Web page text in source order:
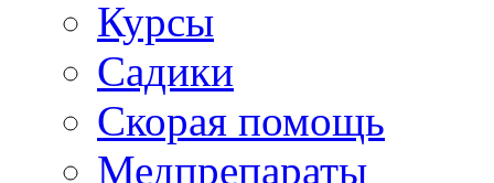
Курсы
Садики
Скорая помощь
Медпрепараты